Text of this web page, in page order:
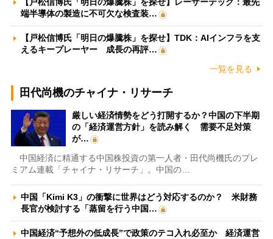
【戸松信博氏「明日の爆騰株」を探せ】レーザーテック：最先
端半導体の製造に不可欠な検査装…
【戸松信博氏「明日の爆騰株」を探せ】TDK：AIインフラを支
えるキープレーヤー 成長の再評…
一覧を見る
田代尚機のチャイナ・リサーチ
厳しい経済情勢をどう打開するか？中国の下半期
の「経済運営方針」を読み解く 需要不足対策
が…
中国経済に精通する中国株投資の第一人者・田代尚機氏のプレ
ミアム連載「チャイナ・リサーチ」。中国の…
中国「Kimi K3」の衝撃に世界はどう対応するのか？ 米財務
長官が検討する「蒸留を行う中国…
中国経済“予想外の低成長”で政策のテコ入れ必至か 経済運営